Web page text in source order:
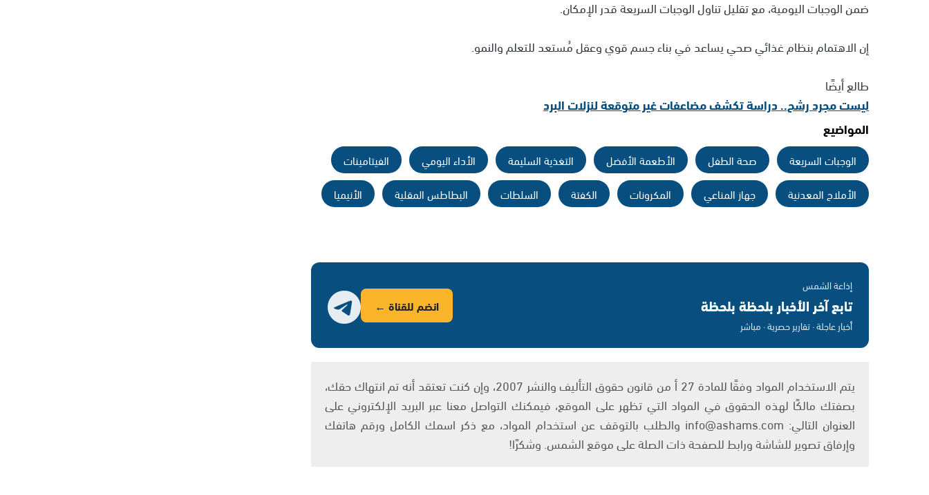
ضمن الوجبات اليومية، مع تقليل تناول الوجبات السريعة قدر الإمكان.
إن الاهتمام بنظام غذائي صحي يساعد في بناء جسم قوي وعقل مُستعد للتعلم والنمو.
طالع أيضًا
ليست مجرد رشح.. دراسة تكشف مضاعفات غير متوقعة لنزلات البرد
المواضيع
الوجبات السريعة صحة الطفل الأطعمة الأفضل التغذية السليمة الأداء اليومي
الفيتامينات
الأملاح المعدنية
جهاز المناعي المكرونات الكفتة السلطات البطاطس المقلية الأنيميا
إذاعة الشمس
تابع آخر الأخبار بلحظة بلحظة
أخبار عاجلة · تقارير حصرية · مباشر
انضم للقناة ←
يتم الاستخدام المواد وفقًا للمادة 27 أ من قانون حقوق التأليف والنشر 2007، وإن كنت تعتقد أنه تم انتهاك حقك،
بصفتك مالكًا لهذه الحقوق في المواد التي تظهر على الموقع، فيمكنك التواصل معنا عبر البريد الإلكتروني على
العنوان التالي: info@ashams.com والطلب بالتوقف عن استخدام المواد، مع ذكر اسمك الكامل ورقم هاتفك
وإرفاق تصوير للشاشة ورابط للصفحة ذات الصلة على موقع الشمس. وشكرًا!